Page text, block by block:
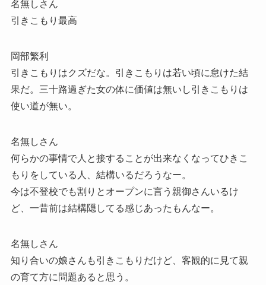
名無しさん
引きこもり最高
岡部繁利
引きこもりはクズだな。引きこもりは若い頃に怠けた結
果だ。三十路過ぎた女の体に価値は無いし引きこもりは
使い道が無い。
名無しさん
何らかの事情で人と接することが出来なくなってひきこ
もりをしている人、結構いるだろうなー。
今は不登校でも割りとオープンに言う親御さんいるけ
ど、一昔前は結構隠してる感じあったもんなー。
名無しさん
知り合いの娘さんも引きこもりだけど、客観的に見て親
の育て方に問題あると思う。